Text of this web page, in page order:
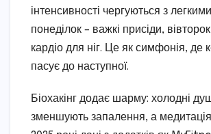
інтенсивності чергуються з
понеділок – важкі присіди,
кардіо для ніг. Це як симфонія, де
пасує до наступної.
Біохакінг додає шарму: холодні
зменшують запалення, а